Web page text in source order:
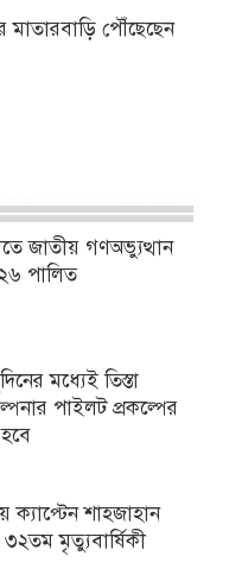
মাতারবাড়ি পৌঁছেছেন
জাতীয় গণঅভ্যুত্থান
পালিত
মধ্যেই তিস্তা
পাইলট প্রকল্পের
ক্যাপ্টেন শাহজাহান
৩২তম মৃত্যুবার্ষিকী